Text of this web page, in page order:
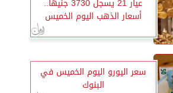
عيار 21 يسجل 3730 جنيهًا..
أسعار الذهب اليوم الخميس
سعر اليورو اليوم الخميس في
البنوك